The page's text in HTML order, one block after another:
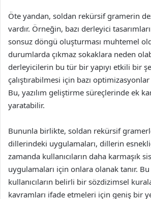
Öte yandan, soldan rekürsif gramerin
vardır. Örneğin, bazı derleyici
sonsuz döngü oluşturması muhtemel
durumlarda çıkmaz sokaklara neden
derleyicilerin bu tür bir yapıyı etkili bir
çalıştırabilmesi için bazı
Bu, yazılım geliştirme süreçlerinde ek
yaratabilir.
Bununla birlikte, soldan rekürsif
dillerindeki uygulamaları, dillerin
zamanda kullanıcıların daha karmaşık
uygulamaları için onlara olanak tanır.
kullanıcıların belirli bir sözdizimsel
kavramları ifade etmeleri için geniş bir